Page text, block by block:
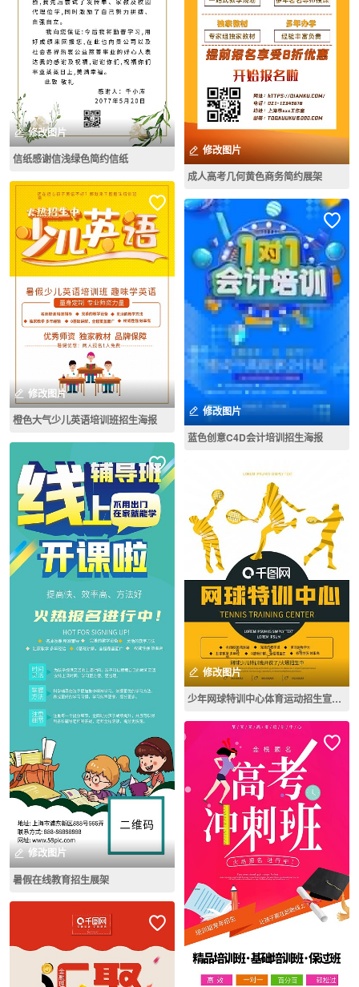
修改图片
信纸感谢信浅绿色简约信纸
修改图片
橙色大气少儿英语培训班招生海报
修改图片
暑假在线教育招生展架
修改图片
成人高考几何黄色商务简约展架
修改图片
蓝色创意C4D会计培训招生海报
修改图片
少年网球特训中心体育运动招生宣传海报单页